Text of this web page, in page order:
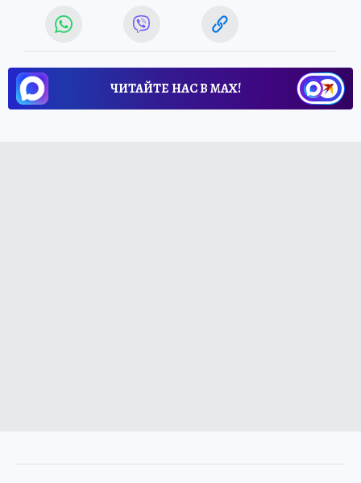
ЧИТАЙТЕ НАС В МАХ!